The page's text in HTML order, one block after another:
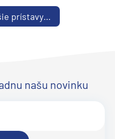
prístavy…
našu novinku